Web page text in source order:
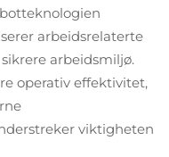
arbeidsrelaterte
arbeidsmiljø.
operativ effektivitet,
viktigheten